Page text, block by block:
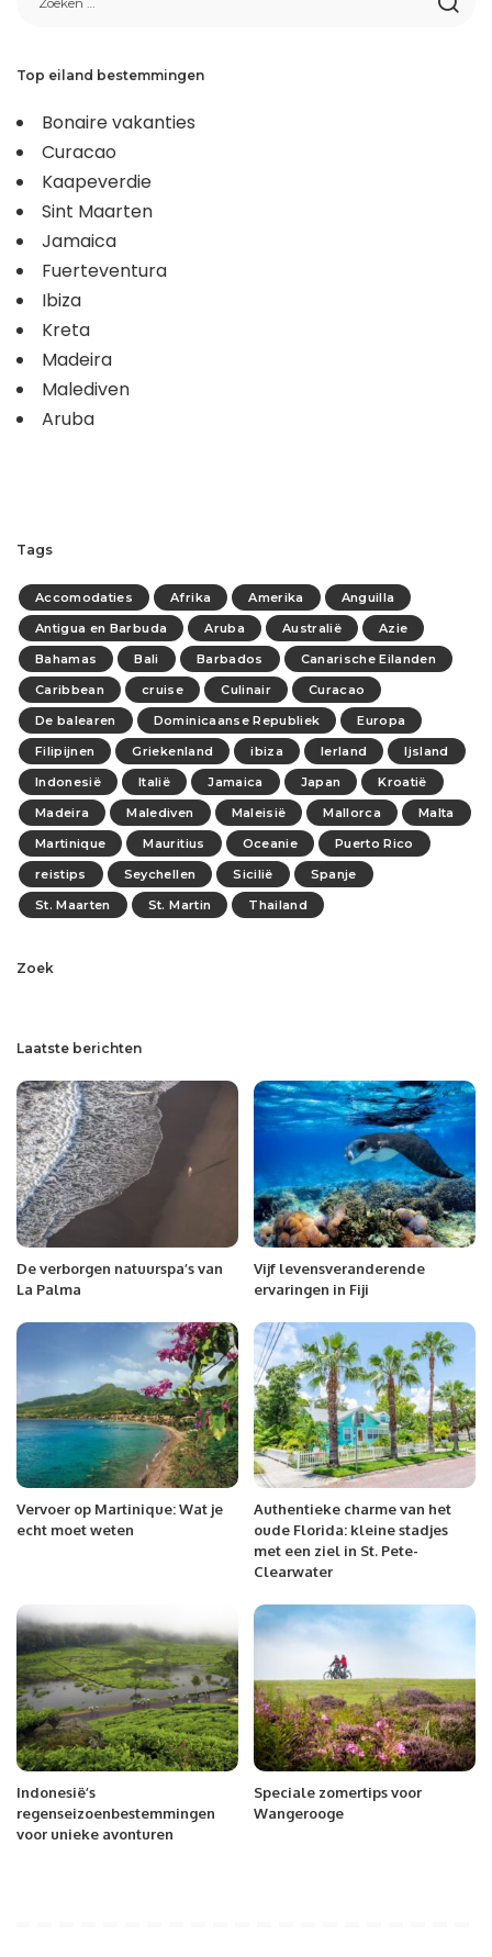
Top eiland bestemmingen
Bonaire vakanties
Curacao
Kaapeverdie
Sint Maarten
Jamaica
Fuerteventura
Ibiza
Kreta
Madeira
Malediven
Aruba
Tags
Accomodaties Afrika Amerika
Anguilla
Antigua en Barbuda
Aruba Australië
Azie
Bahamas
Bali Barbados
Canarische Eilanden
Caribbean
cruise Culinair
Curacao
De balearen
Dominicaanse Republiek
Europa
Filipijnen
Griekenland ibiza Ierland
Ijsland
Indonesië
Italië Jamaica Japan
Kroatië
Madeira
Malediven Maleisië Mallorca
Malta
Martinique
Mauritius Oceanie
Puerto Rico
reistips
Seychellen Sicilië
Spanje
St. Maarten
St. Martin Thailand
Zoek
Laatste berichten
De verborgen natuurspa’s van
La Palma
Vijf levensveranderende
ervaringen in Fiji
Vervoer op Martinique: Wat je
echt moet weten
Authentieke charme van het
oude Florida: kleine stadjes
met een ziel in St. Pete-
Clearwater
Indonesië’s
regenseizoenbestemmingen
voor unieke avonturen
Speciale zomertips voor
Wangerooge